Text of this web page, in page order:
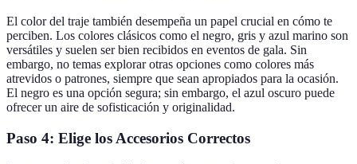
El color del traje también desempeña un papel crucial en cómo te
perciben. Los colores clásicos como el negro, gris y azul marino son
versátiles y suelen ser bien recibidos en eventos de gala. Sin
embargo, no temas explorar otras opciones como colores más
atrevidos o patrones, siempre que sean apropiados para la ocasión.
El negro es una opción segura; sin embargo, el azul oscuro puede
ofrecer un aire de sofisticación y originalidad.
Paso 4: Elige los Accesorios Correctos